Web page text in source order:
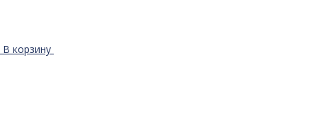
В корзину